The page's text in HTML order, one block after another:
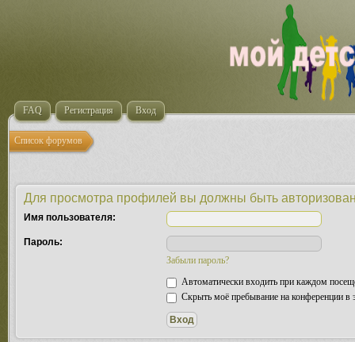
FAQ Регистрация Вход
Список форумов
Для просмотра профилей вы должны быть
Имя пользователя:
Пароль:
Забыли пароль?
Автоматически входить при каждом
Скрыть моё пребывание на конференции в